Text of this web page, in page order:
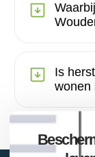
Is
wonen